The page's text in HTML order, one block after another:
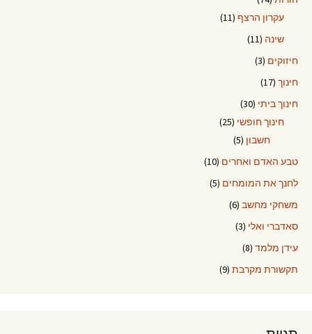
עקרון הרצף (11)
שינה (11)
חיזוקים (3)
חינוך (17)
חינוך ביתי (30)
חינוך חופשי (25)
חשבון (5)
טבע האדם ואחרים (10)
לחנך את המומחים (5)
משחקי מחשב (6)
סאדברי ואלי (3)
עידן מלמד (8)
תקשורת מקרבת (9)